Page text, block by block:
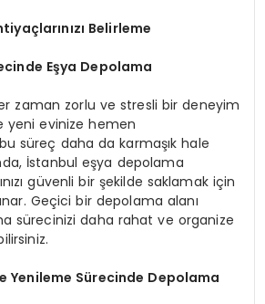
Belirleme
Eşya Depolama
zaman zorlu ve stresli bir deneyim
yeni evinize hemen
bu süreç daha da karmaşık hale
İstanbul eşya depolama
güvenli bir şekilde saklamak için
Geçici bir depolama alanı
sürecinizi daha rahat ve organize
Yenileme Sürecinde Depolama